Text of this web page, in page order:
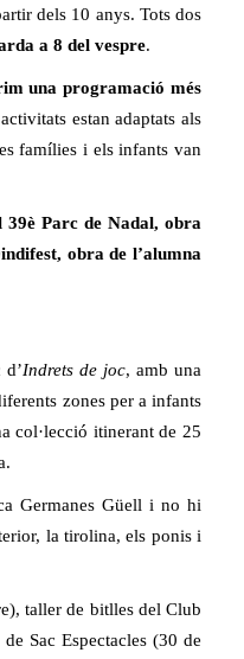
dels 10 anys. Tots dos
a 8 del vespre.
una programació més
estan adaptats als
famílies i els infants van
Parc de Nadal, obra
obra de l’alumna
d’Indrets de joc, amb una
zones per a infants
col·lecció itinerant de 25
Germanes Güell i no hi
la tirolina, els ponis i
taller de bitlles del Club
de Sac Espectacles (30 de